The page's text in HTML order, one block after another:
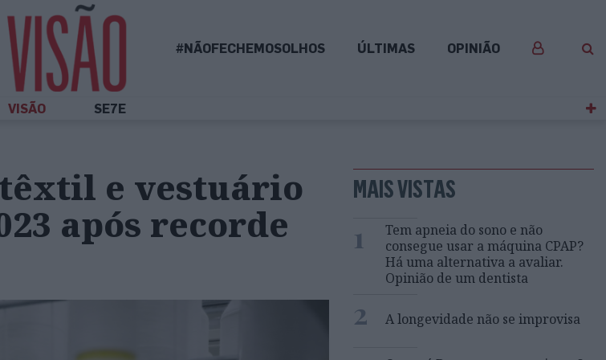
#NÃOFECHEMOSOLHOS ÚLTIMAS OPINIÃO
VISÃO SE7E
e vestuário
após recorde
MAIS VISTAS
1
Tem apneia do sono e não
consegue usar a máquina CPAP?
Há uma alternativa a avaliar.
Opinião de um dentista
2 A longevidade não se improvisa